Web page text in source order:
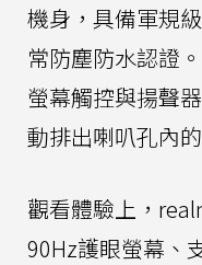
機身，具備軍規
常防塵防水認證
螢幕觸控與揚聲
動排出喇叭孔內
觀看體驗上，
90Hz護眼螢幕、